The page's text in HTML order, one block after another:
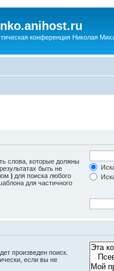
конференция Николая
слова, которые должны
быть не
| для поиска любого
для частичного
произведен поиск.
если вы не